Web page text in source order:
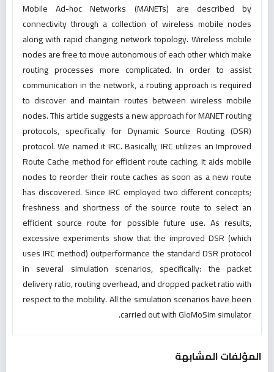
Mobile Ad-hoc Networks (MANETs) are described by
connectivity through a collection of wireless mobile nodes
along with rapid changing network topology. Wireless mobile
nodes are free to move autonomous of each other which make
routing processes more complicated. In order to assist
communication in the network, a routing approach is required
to discover and maintain routes between wireless mobile
nodes. This article suggests a new approach for MANET routing
protocols, specifically for Dynamic Source Routing (DSR)
protocol. We named it IRC. Basically, IRC utilizes an Improved
Route Cache method for efficient route caching. It aids mobile
nodes to reorder their route caches as soon as a new route
has discovered. Since IRC employed two different concepts;
freshness and shortness of the source route to select an
efficient source route for possible future use. As results,
excessive experiments show that the improved DSR (which
uses IRC method) outperformance the standard DSR protocol
in several simulation scenarios, specifically: the packet
delivery ratio, routing overhead, and dropped packet ratio with
respect to the mobility. All the simulation scenarios have been
carried out with GloMoSim simulator.
المؤلفات المشابهة